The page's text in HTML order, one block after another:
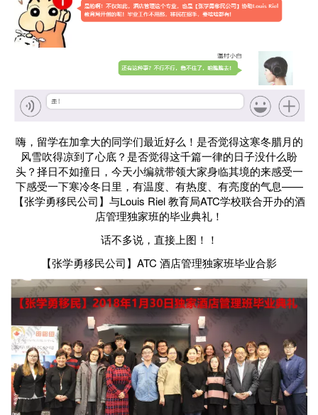
嗨，留学在加拿大的同学们最近好么！是否觉得这寒冬腊月的
风雪吹得凉到了心底？是否觉得这千篇一律的日子没什么盼
头？择日不如撞日，今天小编就带领大家身临其境的来感受一
下感受一下寒冷冬日里，有温度、有热度、有亮度的气息——
【张学勇移民公司】与Louis Riel 教育局ATC学校联合开办的酒
店管理独家班的毕业典礼！
话不多说，直接上图！！
【张学勇移民公司】ATC 酒店管理独家班毕业合影